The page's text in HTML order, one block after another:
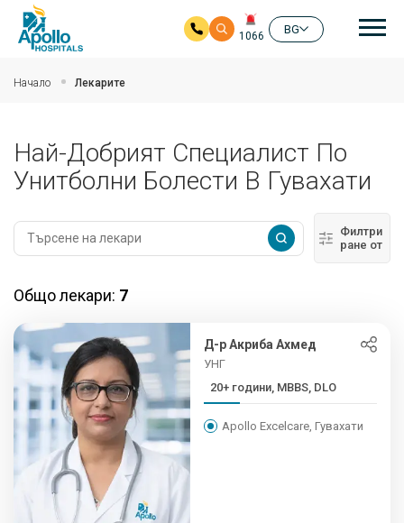
1066
BG
Начало Лекарите
Най-Добрият Специалист По
Унитболни Болести В Гувахати
Филтри
ране от
Общо лекари: 7
Д-р Акриба Ахмед
УНГ
20+ години, MBBS, DLO
Apollo Excelcare, Гувахати